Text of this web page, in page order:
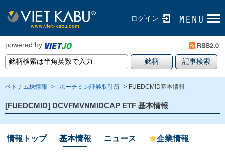
ログイン
powered by
ベトナム株情報 > ホーチミン証券取引所 > FUEDCMID基本情報
[FUEDCMID] DCVFMVNMIDCAP ETF 基本情報
情報トップ 基本情報 ニュース ★企業情報